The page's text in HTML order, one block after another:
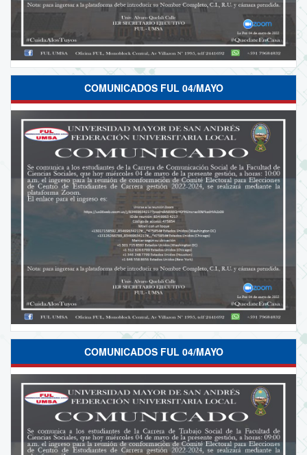
COMUNICADOS FUL 04/MAYO
COMUNICADOS FUL 04/MAYO